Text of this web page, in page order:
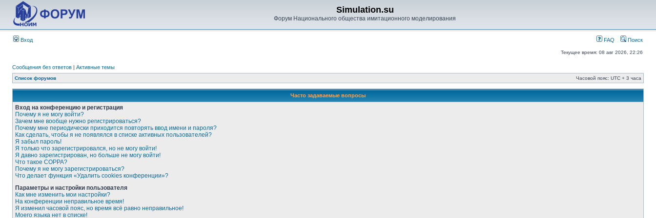
Simulation.su
Форум Национального общества имитационного моделирования
Вход FAQ Поиск
Текущее время: 08 авг 2026, 22:26
Сообщения без ответов | Активные темы
Список форумов Часовой пояс: UTC + 3 часа
Часто задаваемые вопросы
Вход на конференцию и регистрация
Почему я не могу войти?
Зачем мне вообще нужно регистрироваться?
Почему мне периодически приходится повторять ввод имени и пароля?
Как сделать, чтобы я не появлялся в списке активных пользователей?
Я забыл пароль!
Я только что зарегистрировался, но не могу войти!
Я давно зарегистрирован, но больше не могу войти!
Что такое COPPA?
Почему я не могу зарегистрироваться?
Что делает функция «Удалить cookies конференции»?
Параметры и настройки пользователя
Как мне изменить мои настройки?
На конференции неправильное время!
Я изменил часовой пояс, но время всё равно неправильное!
Моего языка нет в списке!